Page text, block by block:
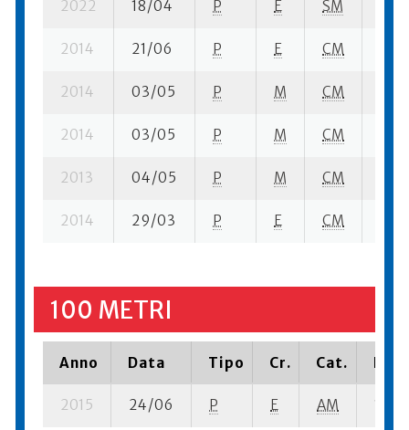
2022 18/04 P E SM
2014 21/06 P E CM
2014 03/05 P M CM
2014 03/05 P M CM
2013 04/05 P M CM
2014 29/03 P E CM
100 METRI
Anno Data Tipo Cr. Cat.
2015 24/06 P E AM 1 se-